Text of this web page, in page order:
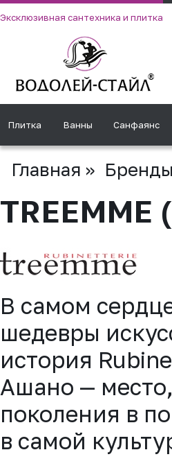
Эксклюзивная сантехника и плитка
Плитка Ванны Санфаянс
Главная » Бренды
TREEMME
В самом
шедевры
история
Ашано —
поколения в
в самой